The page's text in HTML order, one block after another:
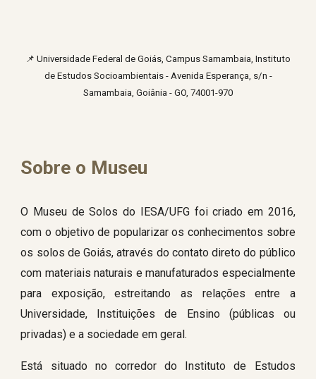
📌 Universidade Federal de Goiás, Campus Samambaia, Instituto
de Estudos Socioambientais - Avenida Esperança, s/n -
Samambaia, Goiânia - GO, 74001-970
Sobre o Museu
O Museu de Solos do IESA/UFG foi criado em 2016,
com o objetivo de popularizar os conhecimentos sobre
os solos de Goiás, através do contato direto do público
com materiais naturais e manufaturados especialmente
para exposição, estreitando as relações entre a
Universidade, Instituições de Ensino (públicas ou
privadas) e a sociedade em geral.
Está situado no corredor do Instituto de Estudos